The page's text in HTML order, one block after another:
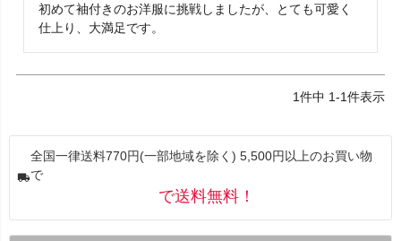
初めて袖付きのお洋服に挑戦しましたが、とても可愛く
仕上り、大満足です。
1件中 1-1件表示
全国一律送料770円(一部地域を除く) 5,500円以上のお買い物
で
で送料無料！